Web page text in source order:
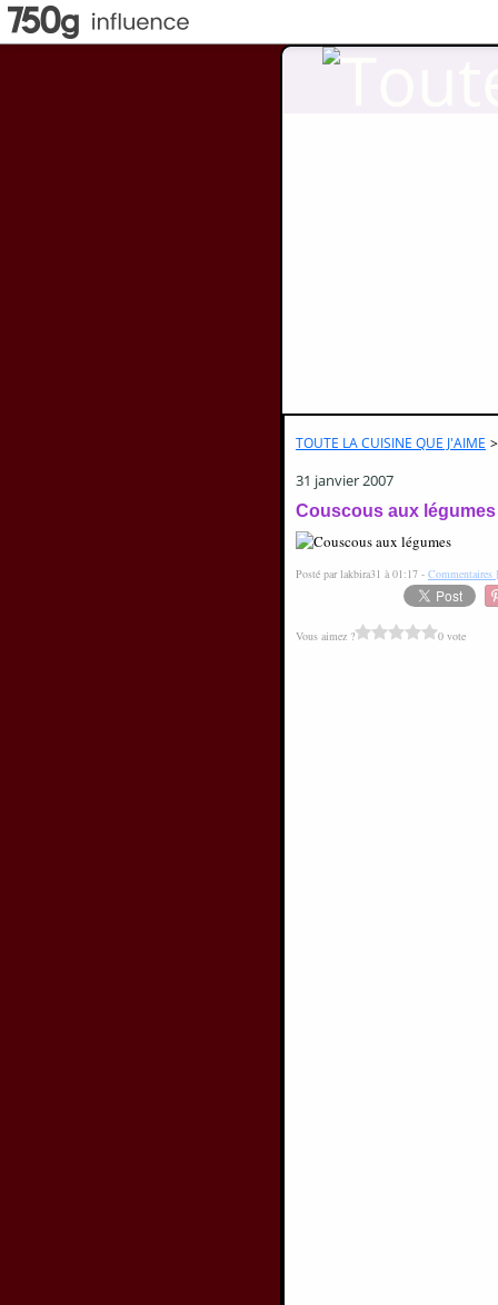
TOUTE LA CUISINE QUE J'AIME >
31 janvier 2007
Couscous aux légumes
Posté par lakbira31 à 01:17 - Commentaires [
Vous aimez ? 0 vote